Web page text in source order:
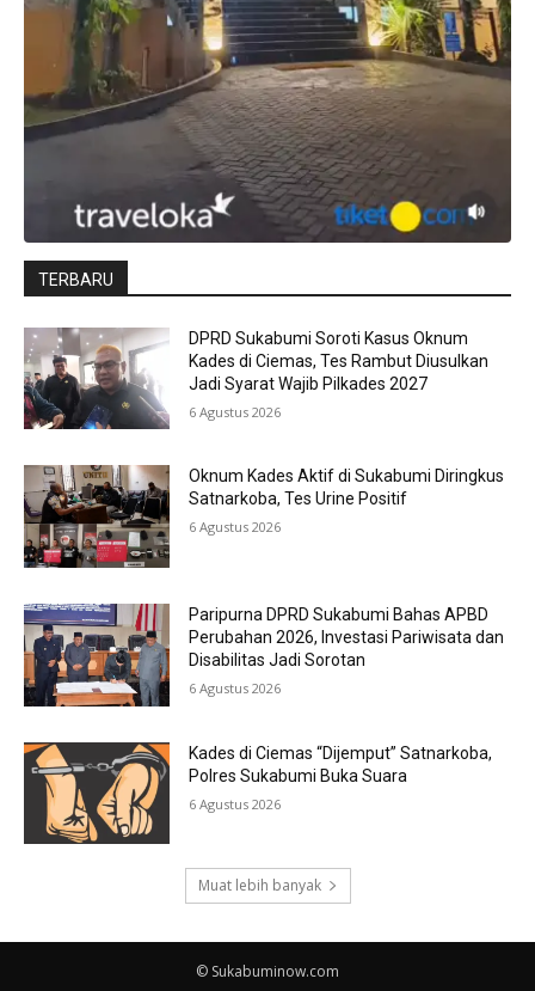
TERBARU
DPRD Sukabumi Soroti Kasus Oknum
Kades di Ciemas, Tes Rambut Diusulkan
Jadi Syarat Wajib Pilkades 2027
6 Agustus 2026
Oknum Kades Aktif di Sukabumi Diringkus
Satnarkoba, Tes Urine Positif
6 Agustus 2026
Paripurna DPRD Sukabumi Bahas APBD
Perubahan 2026, Investasi Pariwisata dan
Disabilitas Jadi Sorotan
6 Agustus 2026
Kades di Ciemas “Dijemput” Satnarkoba,
Polres Sukabumi Buka Suara
6 Agustus 2026
Muat lebih banyak
© Sukabuminow.com